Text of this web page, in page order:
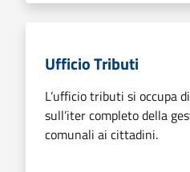
Ufficio Tributi
L’ufficio tributi si occupa
sull’iter completo della
comunali ai cittadini.